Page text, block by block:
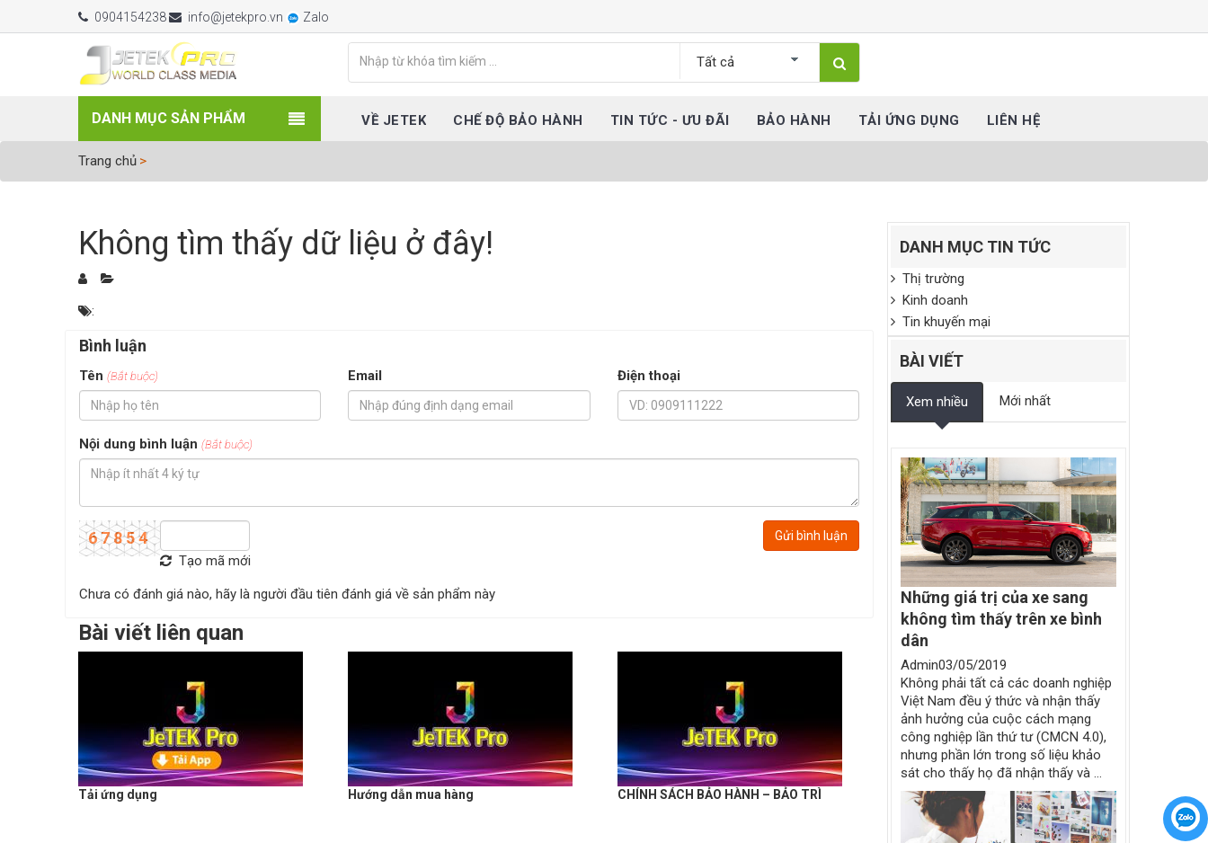
0904154238 info@jetekpro.vn Zalo
DANH MỤC SẢN PHẨM VỀ JETEK CHẾ ĐỘ BẢO HÀNH TIN TỨC - ƯU ĐÃI BẢO HÀNH TẢI ỨNG DỤNG LIÊN HỆ
Trang chủ
Không tìm thấy dữ liệu ở đây!
:
Bình luận
Tên (Bắt buộc) Email Điện thoại
Nội dung bình luận (Bắt buộc)
Tạo mã mới
Gửi bình luận
Chưa có đánh giá nào, hãy là người đầu tiên đánh giá về sản phẩm này
Bài viết liên quan
Tải ứng dụng Hướng dẫn mua hàng CHÍNH SÁCH BẢO HÀNH – BẢO TRÌ
DANH MỤC TIN TỨC
Thị trường
Kinh doanh
Tin khuyến mại
BÀI VIẾT
Xem nhiều Mới nhất
Những giá trị của xe sang
không tìm thấy trên xe bình
dân
Admin03/05/2019
Không phải tất cả các doanh nghiệp
Việt Nam đều ý thức và nhận thấy
ảnh hưởng của cuộc cách mạng
công nghiệp lần thứ tư (CMCN 4.0),
nhưng phần lớn trong số liệu khảo
sát cho thấy họ đã nhận thấy và ...